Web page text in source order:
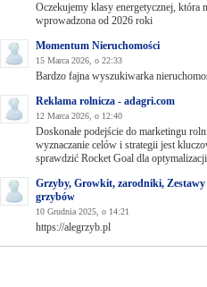
Oczekujemy klasy energetycznej, która
wprowadzona od 2026 roki
Momentum Nieruchomości
15 Marca 2026, o 22:33
Bardzo fajna wyszukiwarka
Reklama rolnicza - adagri.com
12 Marca 2026, o 12:40
Doskonałe podejście do marketingu
wyznaczanie celów i strategii jest
sprawdzić Rocket Goal dla
Grzyby, Growkit, zarodniki,
grzybów
10 Grudnia 2025, o 14:21
https://alegrzyb.pl